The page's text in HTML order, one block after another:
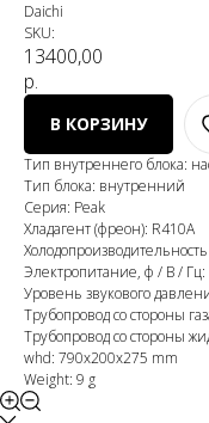
Daichi
SKU:
13400,00
р.
В КОРЗИНУ
Тип внутреннего блока:
Тип блока: внутренний
Серия: Peak
Хладагент (фреон): R410A
Электропитание, ф / В /
Уровень звукового
Трубопровод со стороны
Трубопровод со стороны
whd: 790x200x275 mm
Weight: 9 g